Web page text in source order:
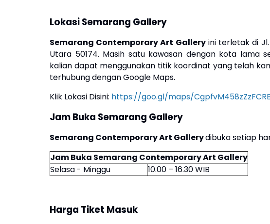
LokasiSemarang Gallery
Semarang Contemporary Art Galleryini terletak di Jl.
Utara 50174. Masih satu kawasan dengan kota lama
kalian dapat menggunakan titik koordinat yang telah
terhubung dengan Google Maps.
Klik Lokasi Disini: https://goo.gl/maps/
Jam Buka Semarang Gallery
Semarang Contemporary Art Gallerydibuka setiap
Jam Buka Semarang Contemporary Art Gallery
Selasa - Minggu
10.00 – 16.30 WIB
Harga Tiket Masuk